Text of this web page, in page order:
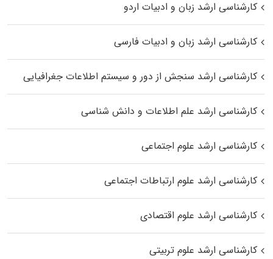
کارشناسی ارشد زبان و ادبیات اردو
کارشناسی ارشد زبان و ادبیات فارسی
کارشناسی ارشد سنجش از دور و سیستم اطلاعات جغرافیایی
کارشناسی ارشد علم اطلاعات و دانش شناسی
کارشناسی ارشد علوم اجتماعی
کارشناسی ارشد علوم ارتباطات اجتماعی
کارشناسی ارشد علوم اقتصادی
کارشناسی ارشد علوم تربیتی